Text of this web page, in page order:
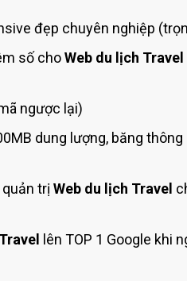
đẹp chuyên nghiệp
số choWeb du lịch Travel
ngược lại)
dung lượng, băng thông
trị Web du lịch Travel
lên TOP 1 Google khi